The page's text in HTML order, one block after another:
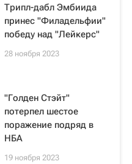
Трипл-дабл Эмбиида
принес "Филадельфии"
победу над "Лейкерс"
28 ноября 2023
"Голден Стэйт"
потерпел шестое
поражение подряд в
НБА
19 ноября 2023